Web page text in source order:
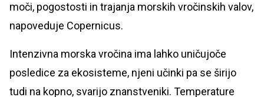
moči, pogostosti in trajanja morskih vročinskih valov,
napoveduje Copernicus.
Intenzivna morska vročina ima lahko uničujoče
posledice za ekosisteme, njeni učinki pa se širijo
tudi na kopno, svarijo znanstveniki. Temperature